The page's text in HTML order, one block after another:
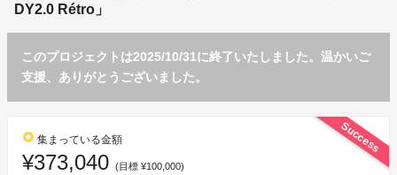
DY2.0 Rétro」
このプロジェクトは2025/10/31に終了いたしました。温かいご
支援、ありがとうございました。
Success
stars 集まっている金額
¥373,040 (目標 ¥100,000)